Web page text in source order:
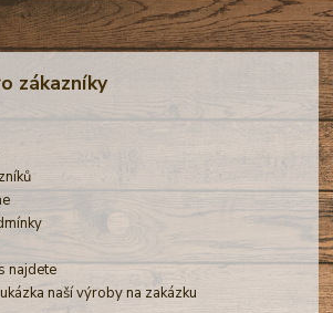
zákazníky
najdete
naší výroby na zakázku